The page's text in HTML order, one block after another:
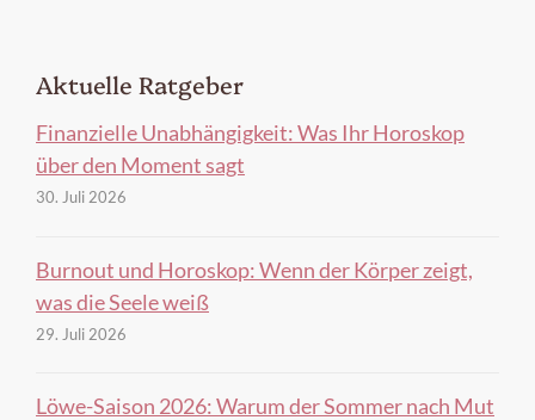
Aktuelle Ratgeber
Finanzielle Unabhängigkeit: Was Ihr Horoskop
über den Moment sagt
30. Juli 2026
Burnout und Horoskop: Wenn der Körper zeigt,
was die Seele weiß
29. Juli 2026
Löwe-Saison 2026: Warum der Sommer nach Mut